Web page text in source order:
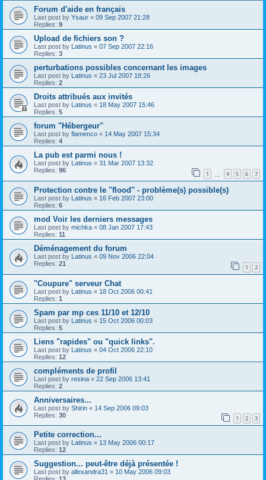
Forum d'aide en français
Last post by Ysaur « 09 Sep 2007 21:28
Replies: 9
Upload de fichiers son ?
Last post by Latinus « 07 Sep 2007 22:16
Replies: 3
perturbations possibles concernant les images
Last post by Latinus « 23 Jul 2007 18:26
Replies: 2
Droits attribués aux invités
Last post by Latinus « 18 May 2007 15:46
Replies: 5
forum "Hébergeur"
Last post by flamenco « 14 May 2007 15:34
Replies: 4
La pub est parmi nous !
Last post by Latinus « 31 Mar 2007 13:32
Replies: 96 1 4 5 6 7
Protection contre le "flood" - problème(s) possible(s)
Last post by Latinus « 16 Feb 2007 23:00
Replies: 6
mod Voir les derniers messages
Last post by michka « 08 Jan 2007 17:43
Replies: 11
Déménagement du forum
Last post by Latinus « 09 Nov 2006 22:04
Replies: 21 1 2
"Coupure" serveur Chat
Last post by Latinus « 18 Oct 2006 00:41
Replies: 1
Spam par mp ces 11/10 et 12/10
Last post by Latinus « 15 Oct 2006 00:03
Replies: 5
Liens "rapides" ou "quick links".
Last post by Latinus « 04 Oct 2006 22:10
Replies: 12
compléments de profil
Last post by resina « 22 Sep 2006 13:41
Replies: 2
Anniversaires...
Last post by Shirin « 14 Sep 2006 09:03
Replies: 30 1 2 3
Petite correction...
Last post by Latinus « 13 May 2006 00:17
Replies: 12
Suggestion... peut-être déjà présentée !
Last post by allexandra31 « 10 May 2006 09:03